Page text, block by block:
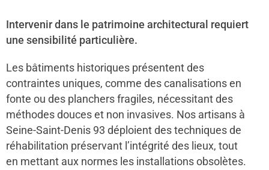
Intervenir dans le patrimoine architectural requiert
une sensibilité particulière.
Les bâtiments historiques présentent des
contraintes uniques, comme des canalisations en
fonte ou des planchers fragiles, nécessitant des
méthodes douces et non invasives. Nos artisans à
Seine-Saint-Denis 93 déploient des techniques de
réhabilitation préservant l’intégrité des lieux, tout
en mettant aux normes les installations obsolètes.